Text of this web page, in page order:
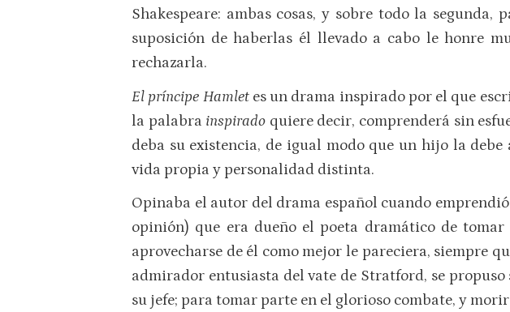
Shakespeare: ambas cosas, y sobre todo la
suposición de haberlas él llevado a cabo le honre
rechazarla.
El príncipe Hamletes un drama inspirado por el que
la palabra inspirado quiere decir, comprenderá sin
deba su existencia, de igual modo que un hijo la debe
vida propia y personalidad distinta.
Opinaba el autor del drama español cuando
opinión) que era dueño el poeta dramático de
aprovecharse de él como mejor le pareciera, siempre
admirador entusiasta del vate de Stratford, se
su jefe; para tomar parte en el glorioso combate, y